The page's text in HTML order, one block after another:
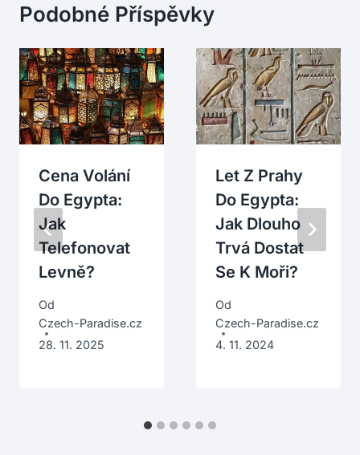
Podobné Příspěvky
Cena Volání
Do Egypta:
Jak
Telefonovat
Levně?
Od
Czech-Paradise.cz
28. 11. 2025
Let Z Prahy
Do Egypta:
Jak Dlouho
Trvá Dostat
Se K Moři?
Od
Czech-Paradise.cz
4. 11. 2024